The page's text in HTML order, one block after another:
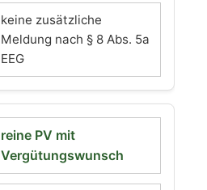
keine zusätzliche
Meldung nach § 8 Abs. 5a
EEG
reine PV mit
Vergütungswunsch